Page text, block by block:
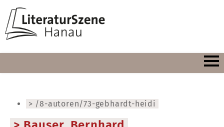
/8-autoren/73-gebhardt-heidi